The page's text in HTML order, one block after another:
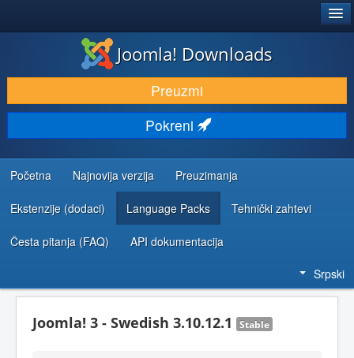
PREUZIMANJE I PROŠIRENJA (EKSTENZIJE)
OTKRIJTE I NAUČITE
ZAJEDNICA I PODRŠKA
RESURSI ZA RAZVOJ
Joomla! Downloads
Preuzmi
Pokreni
Početna Najnovija verzija Preuzimanja
Ekstenzije (dodaci) Language Packs Tehnički zahtevi
Česta pitanja (FAQ) API dokumentacija
Srpski
Joomla! 3 - Swedish 3.10.12.1 Stable